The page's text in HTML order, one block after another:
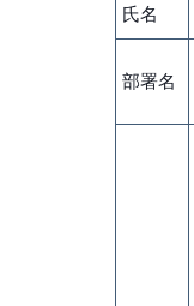
氏名
部署名